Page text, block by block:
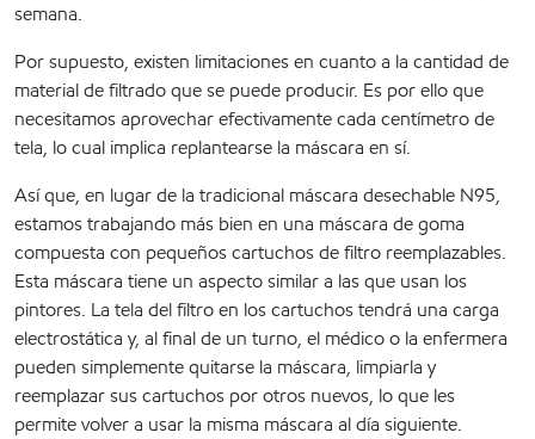
semana.
Por supuesto, existen limitaciones en cuanto a la cantidad de
material de filtrado que se puede producir. Es por ello que
necesitamos aprovechar efectivamente cada centímetro de
tela, lo cual implica replantearse la máscara en sí.
Así que, en lugar de la tradicional máscara desechable N95,
estamos trabajando más bien en una máscara de goma
compuesta con pequeños cartuchos de filtro reemplazables.
Esta máscara tiene un aspecto similar a las que usan los
pintores. La tela del filtro en los cartuchos tendrá una carga
electrostática y, al final de un turno, el médico o la enfermera
pueden simplemente quitarse la máscara, limpiarla y
reemplazar sus cartuchos por otros nuevos, lo que les
permite volver a usar la misma máscara al día siguiente.